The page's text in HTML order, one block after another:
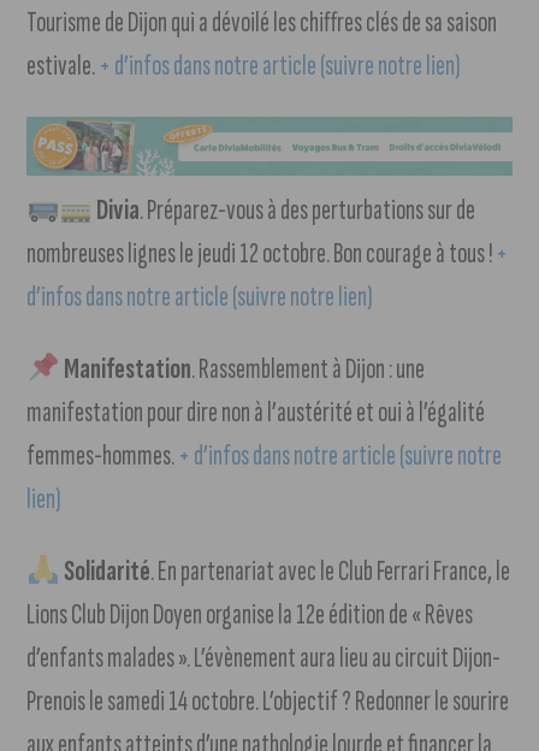
Tourisme de Dijon qui a dévoilé les chiffres clés de sa saison
estivale.+ d’infos dans notre article (suivre notre lien)
Divia. Préparez-vous à des perturbations sur de
nombreuses lignes le jeudi 12 octobre. Bon courage à tous !+
d’infos dans notre article (suivre notre lien)
Manifestation. Rassemblement à Dijon : une
manifestation pour dire non à l’austérité et oui à l’égalité
femmes-hommes.+ d’infos dans notre article (suivre notre
lien)
Solidarité. En partenariat avec le Club Ferrari France, le
Lions Club Dijon Doyen organise la 12e édition de « Rêves
d’enfants malades ». L’évènement aura lieu au circuit Dijon-
Prenois le samedi 14 octobre. L’objectif ? Redonner le sourire